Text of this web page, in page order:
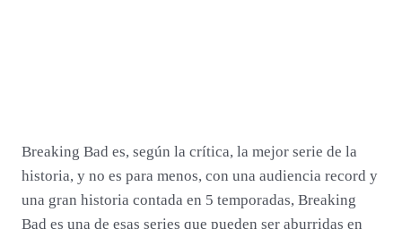
Breaking Bad es, según la crítica, la mejor serie de la
historia, y no es para menos, con una audiencia record y
una gran historia contada en 5 temporadas, Breaking
Bad es una de esas series que pueden ser aburridas en